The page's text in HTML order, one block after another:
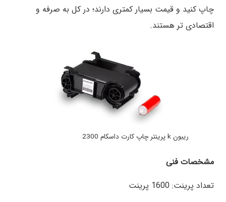
چاپ کنید و قیمت بسیار کمتری دارند؛ در کل به صرفه و
اقتصادی تر هستند.
ریبون k پرینتر چاپ کارت داسکام 2300
مشخصات فنی
تعداد پرینت: 1600 پرینت